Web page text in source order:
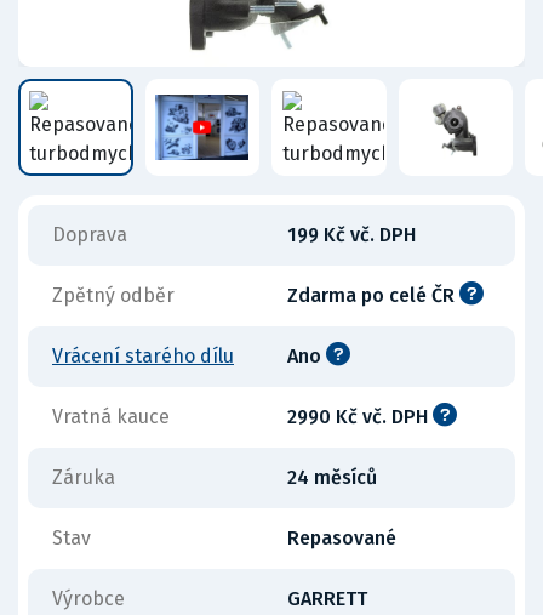
Doprava 199 Kč vč. DPH
Zpětný odběr Zdarma po celé ČR
Vrácení starého dílu Ano
Vratná kauce 2990 Kč vč. DPH
Záruka 24 měsíců
Stav Repasované
Výrobce GARRETT